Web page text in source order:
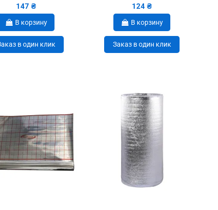
147 ₴
В корзину
в один клик
124 ₴
В корзину
Заказ в один клик